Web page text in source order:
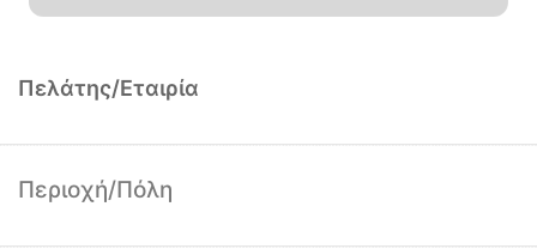
Πελάτης/Εταιρία
Περιοχή/Πόλη